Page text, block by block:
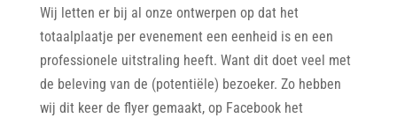
Wij letten er bij al onze ontwerpen op dat het
totaalplaatje per evenement een eenheid is en een
professionele uitstraling heeft. Want dit doet veel met
de beleving van de (potentiële) bezoeker. Zo hebben
wij dit keer de flyer gemaakt, op Facebook het